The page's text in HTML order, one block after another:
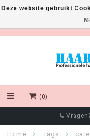
(0)
Home Tags
Deze website gebruikt